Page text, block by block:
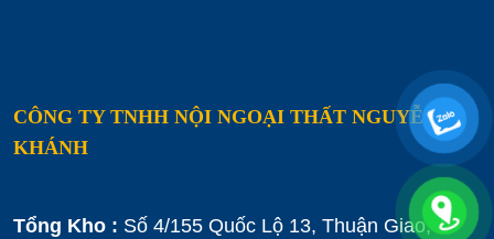
CÔNG TY TNHH NỘI NGOẠI THẤT NGUYỄN
KHÁNH
Tổng Kho : Số 4/155 Quốc Lộ 13, Thuận Giao,